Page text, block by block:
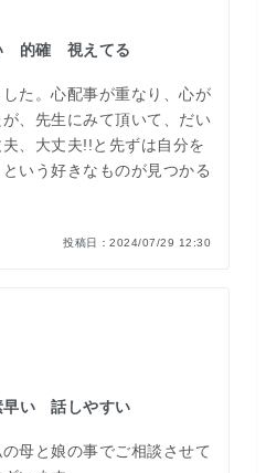
的確 視えてる
た。心配事が重なり、心が
、先生にみて頂いて、だい
、大丈夫!!と先ずは自分を
いう好きなものが見つかる
投稿日： 2024/07/29 12:30
早い 話しやすい
母と娘の事でご相談させて